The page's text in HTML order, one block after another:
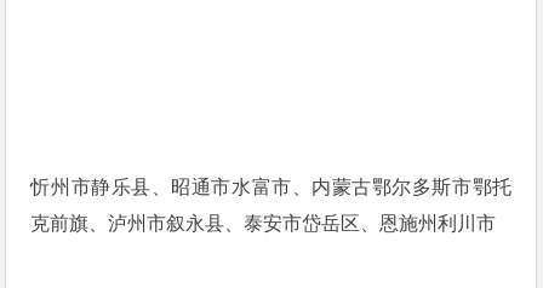
忻州市静乐县、昭通市水富市、内蒙古鄂尔多斯市鄂托
克前旗、泸州市叙永县、泰安市岱岳区、恩施州利川市